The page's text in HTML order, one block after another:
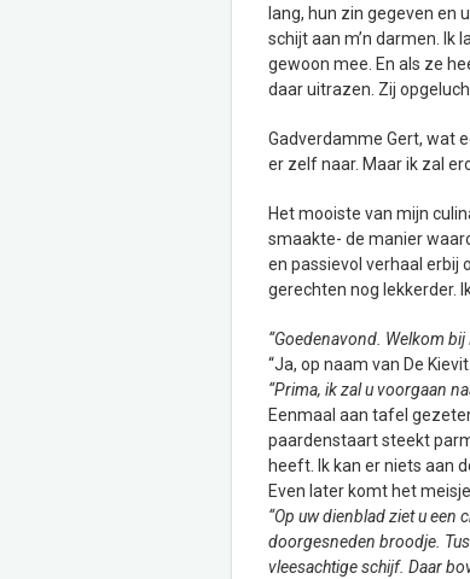
lang, hun zin gegeven en
schijt aan m’n darmen. Ik
gewoon mee. En als ze
daar uitrazen. Zij
Gadverdamme Gert, wat
er zelf naar. Maar ik zal
Het mooiste van mijn
smaakte- de manier
en passievol verhaal erbij
gerechten nog lekkerder.
“Goedenavond. Welkom
“Ja, op naam van De
“Prima, ik zal u voorgaan
Eenmaal aan tafel
paardenstaart steekt
heeft. Ik kan er niets aan
Even later komt het
“Op uw dienblad ziet u een
doorgesneden broodje.
vleesachtige schijf. Daar